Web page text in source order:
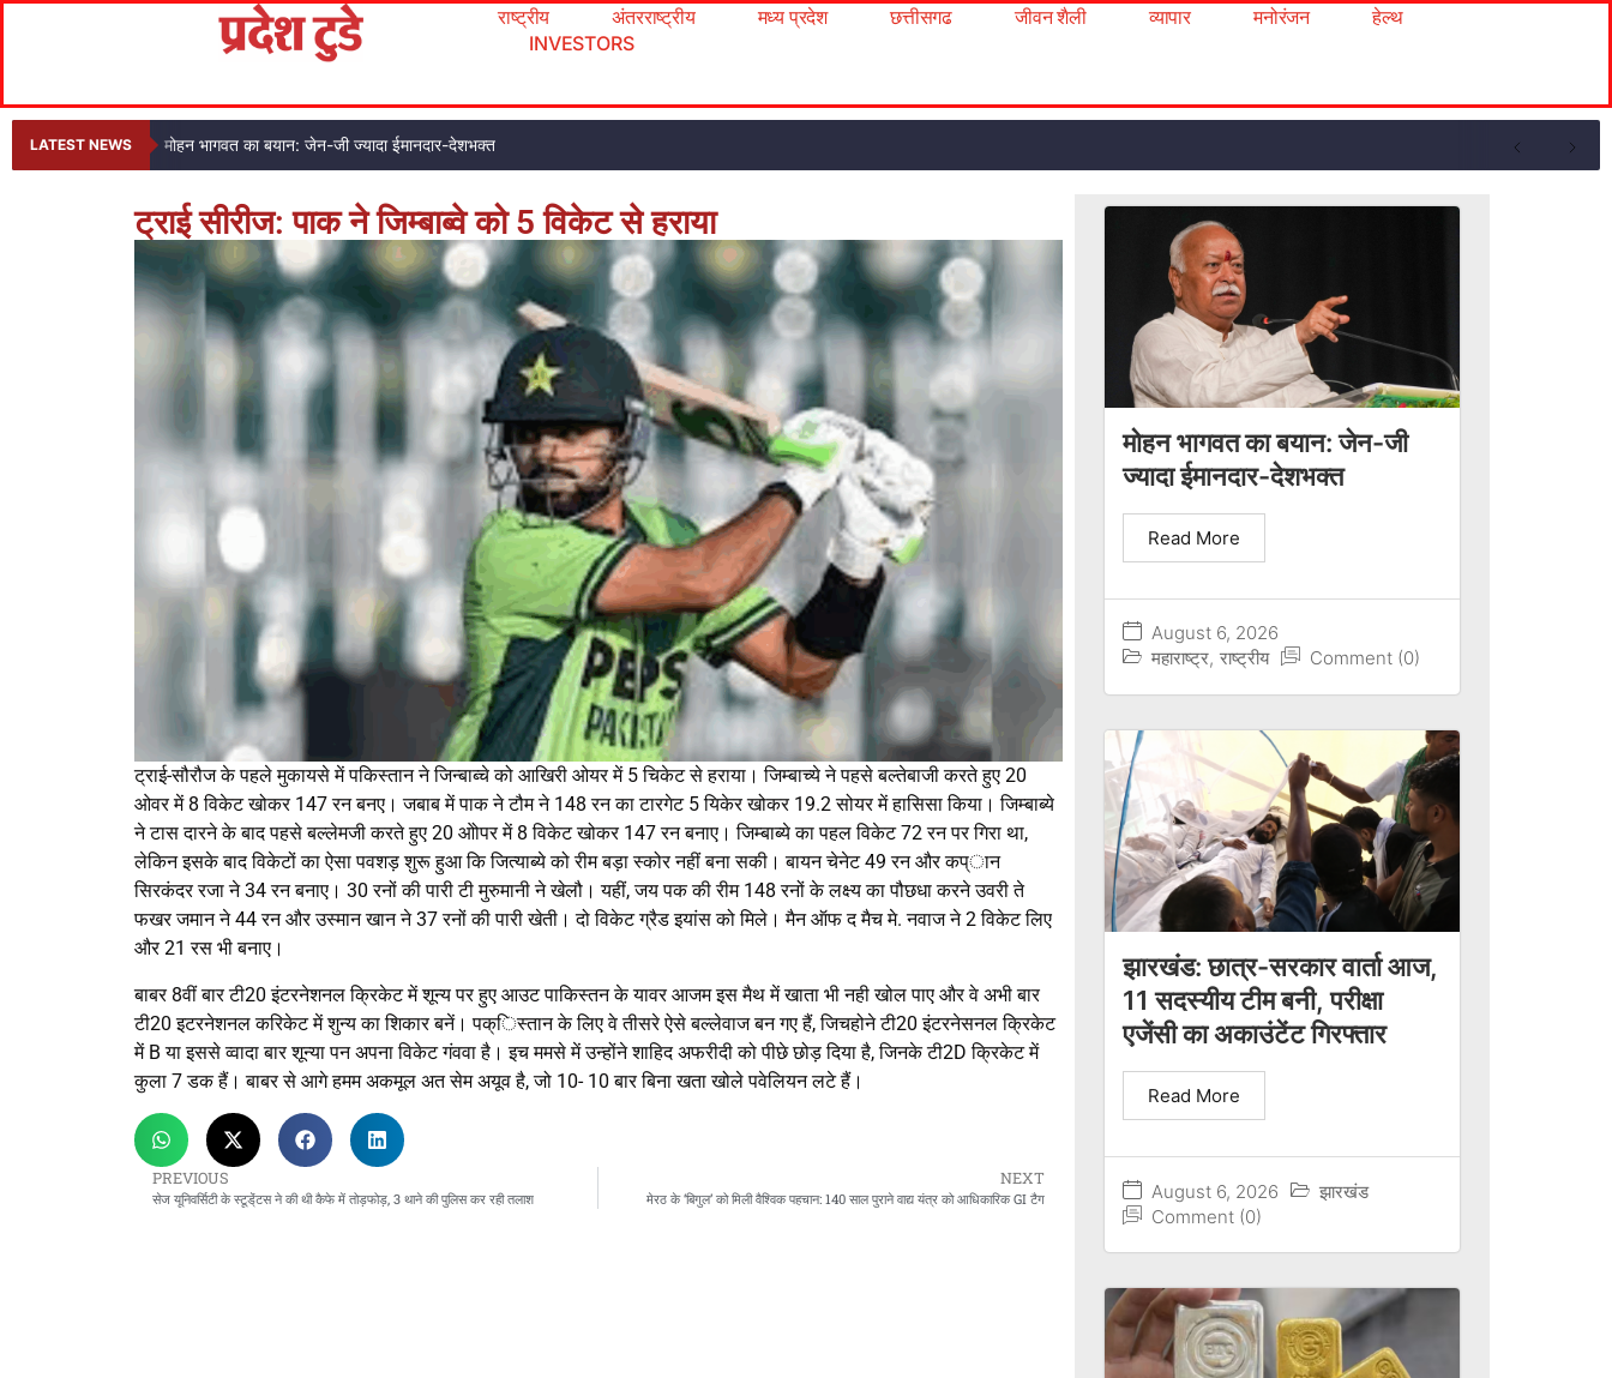
राष्ट्रीय अंतरराष्ट्रीय मध्य प्रदेश छत्तीसगढ जीवन शैली व्यापार मनोरंजन
हेल्थ
INVESTORS
LATEST NEWS मोहन भागवत का बयान: जेन-जी ज्यादा ईमानदार-देशभक्त
ट्राई सीरीज: पाक ने जिम्बाब्वे को 5 विकेट से हराया
ट्राई-सौरौज के पहले मुकायसे में पकिस्तान ने जिन्बाब्चे को आखिरी ओयर में 5 चिकेट से हराया। जिम्बाच्ये ने पहसे बल्तेबाजी करते हुए 20
ओवर में 8 विकेट खोकर 147 रन बनए। जबाब में पाक ने टौम ने 148 रन का टारगेट 5 यिकेर खोकर 19.2 सोयर में हासिसा किया। जिम्बाब्ये
ने टास दारने के बाद पहसे बल्लेमजी करते हुए 20 ओोपर में 8 विकेट खोकर 147 रन बनाए। जिम्बाब्ये का पहल विकेट 72 रन पर गिरा था,
लेकिन इसके बाद विकेटों का ऐसा पवशड़ शुरू हुआ कि जित्याब्ये को रीम बड़ा स्कोर नहीं बना सकी। बायन चेनेट 49 रन और कप्ान
सिरकंदर रजा ने 34 रन बनाए। 30 रनों की पारी टी मुरुमानी ने खेलौ। यहीं, जय पक की रीम 148 रनों के लक्ष्य का पौछधा करने उवरी ते
फखर जमान ने 44 रन और उस्मान खान ने 37 रनों की पारी खेती। दो विकेट ग्रैड इयांस को मिले। मैन ऑफ द मैच मे. नवाज ने 2 विकेट लिए
और 21 रस भी बनाए।
बाबर 8वीं बार टी20 इंटरनेशनल क्रिकेट में शून्य पर हुए आउट पाकिस्तन के यावर आजम इस मैथ में खाता भी नही खोल पाए और वे अभी बार
टी20 इटरनेशनल करिकेट में शुन्य का शिकार बनें। पक्िस्तान के लिए वे तीसरे ऐसे बल्लेवाज बन गए हैं, जिचहोने टी20 इंटरनेसनल क्रिकेट
में B या इससे व्वादा बार शून्या पन अपना विकेट गंववा है। इच ममसे में उन्होंने शाहिद अफरीदी को पीछे छोड़ दिया है, जिनके टी2D क्रिकेट में
कुला 7 डक हैं। बाबर से आगे हमम अकमूल अत सेम अयूव है, जो 10- 10 बार बिना खता खोले पवेलियन लटे हैं।
PREVIOUS
सेज यूनिवर्सिटी के स्टूडे्ंटस ने की थी कैफे में तोड़फोड़, 3 थाने की पुलिस कर रही तलाश
NEXT
मेरठ के ‘बिगुल’ को मिली वैश्विक पहचान: 140 साल पुराने वाद्य यंत्र को आधिकारिक GI टैग
मोहन भागवत का बयान: जेन-जी
ज्यादा ईमानदार-देशभक्त
August 6, 2026
महाराष्ट्र, राष्ट्रीय Comment (0)
Read More
झारखंड: छात्र-सरकार वार्ता आज,
11 सदस्यीय टीम बनी, परीक्षा
एजेंसी का अकाउंटेंट गिरफ्तार
August 6, 2026
झारखंड
Comment (0)
Read More